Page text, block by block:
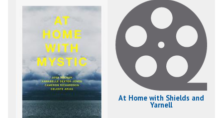
At Home with Shields and
Yarnell